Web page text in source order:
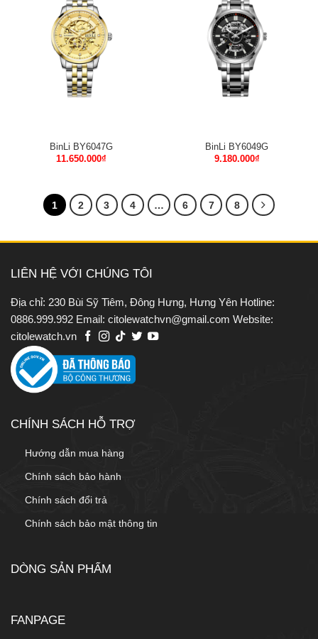
BinLi BY6047G
11.650.000₫
BinLi BY6049G
9.180.000₫
1 2 3 4 … 6 7 8
LIÊN HỆ VỚI CHÚNG TÔI
Địa chỉ: 230 Bùi Sỹ Tiêm, Đông Hưng, Hưng Yên Hotline:
0886.999.992 Email: citolewatchvn@gmail.com Website:
citolewatch.vn
CHÍNH SÁCH HỖ TRỢ
Hướng dẫn mua hàng
Chính sách bảo hành
Chính sách đổi trả
Chính sách bảo mật thông tin
DÒNG SẢN PHẨM
FANPAGE